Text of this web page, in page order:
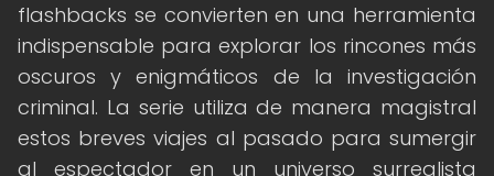
flashbacks se convierten en una herramienta
indispensable para explorar los rincones más
oscuros y enigmáticos de la investigación
criminal. La serie utiliza de manera magistral
estos breves viajes al pasado para sumergir
al espectador en un universo surrealista